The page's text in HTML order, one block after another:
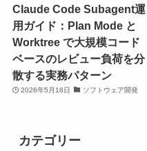
Claude Code Subagent運
用ガイド：Plan Mode と
Worktree で大規模コード
ベースのレビュー負荷を分
散する実務パターン
2026年5月18日 ソフトウェア開発
カテゴリー